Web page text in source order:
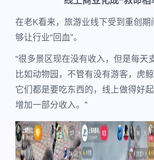
在老K看来，旅游业线下受到重创期
够让行业“回血”。
“很多景区现在没有收入，但是每天
比如动物园，不管有没有游客，虎
它们都是要吃东西的，线上做得好
增加一部分收入。”